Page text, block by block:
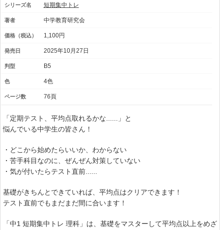
シリーズ名 短期集中トレ
著者 中学教育研究会
価格（税込） 1,100円
発売日 2025年10月27日
判型 B5
色 4色
ページ数 76頁
「定期テスト、平均点取れるかな......」と
悩んでいる中学生の皆さん！
・どこから始めたらいいか、わからない
・苦手科目なのに、ぜんぜん対策していない
・気が付いたらテスト直前......
基礎がきちんとできていれば、平均点はクリアできます！
テスト直前でもまだまだ間に合います！
「中1 短期集中トレ 理科」は、基礎をマスターして平均点以上をめざ